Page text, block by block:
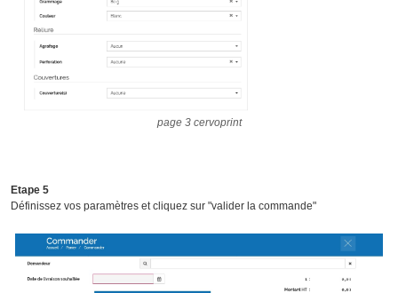
page 3 cervoprint
Etape 5
Définissez vos paramètres et cliquez sur "valider la commande"